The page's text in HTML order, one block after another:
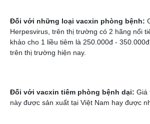
Đối với những loại vacxin phòng bệnh:
Herpesvirus, trên thị trường có 2 hãng nổi
khảo cho 1 liều tiêm là 250.000đ -
trên thị trường hiện nay.
Đối với vacxin tiêm phòng bệnh dại: Giá
này được sản xuất tại Việt Nam hay được